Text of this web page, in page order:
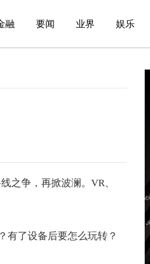
融 要闻 业界 娱乐
之争，再掀波澜。VR、
有了设备后要怎么玩转？